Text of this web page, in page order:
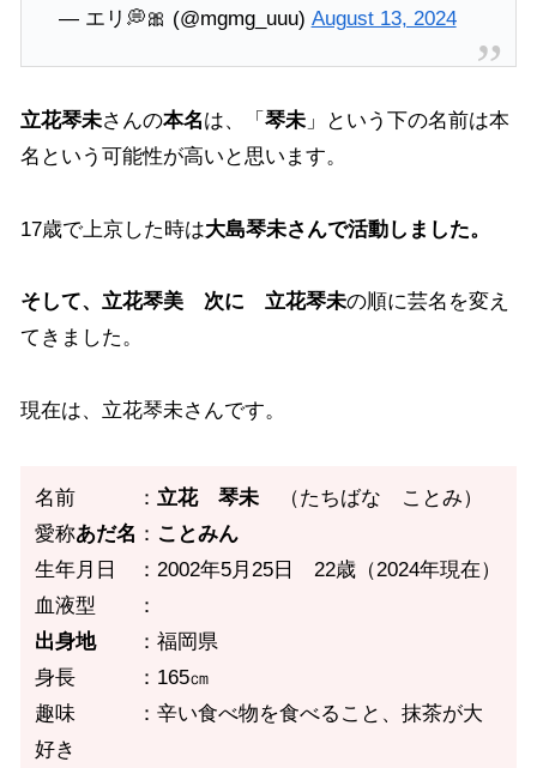
— エリ💭🎀 (@mgmg_uuu) August 13, 2024
立花琴未さんの本名は、「 琴未 」という下の名前は本
名という可能性が高いと思います。
17歳で上京した時は大島琴未さんで活動しました。
そして、立花琴美 次に 立花琴未の順に芸名を変え
てきました。
現在は、立花琴未さんです。
名前 ： 立花 琴未 （たちばな ことみ）
愛称あだ名 ： ことみん
生年月日 ：2002年5月25日 22歳（2024年現在）
血液型 ：
出身地：福岡県
身長 ：165㎝
趣味 ：辛い食べ物を食べること、抹茶が大
好き